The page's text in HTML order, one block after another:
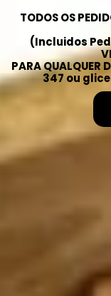
TODOS OS
(Incluidos
PARA QUALQUER
347 ou